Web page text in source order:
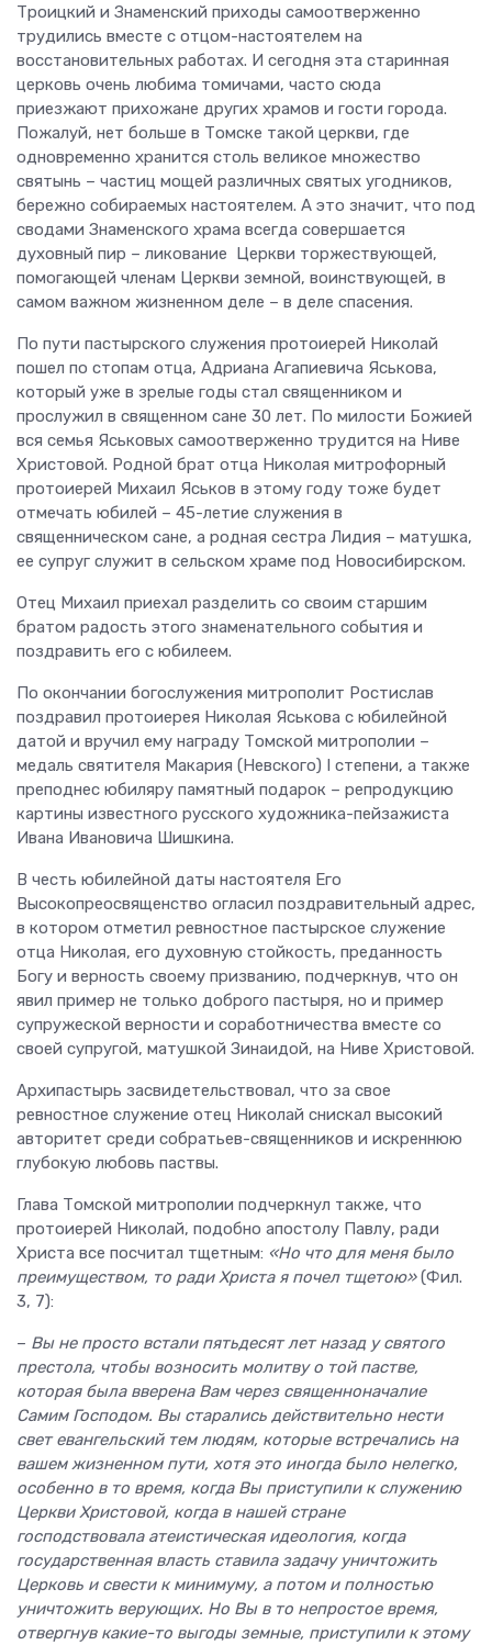
Троицкий и Знаменский приходы самоотверженно
трудились вместе с отцом-настоятелем на
восстановительных работах. И сегодня эта старинная
церковь очень любима томичами, часто сюда
приезжают прихожане других храмов и гости города.
Пожалуй, нет больше в Томске такой церкви, где
одновременно хранится столь великое множество
святынь – частиц мощей различных святых угодников,
бережно собираемых настоятелем. А это значит, что под
сводами Знаменского храма всегда совершается
духовный пир – ликование Церкви торжествующей,
помогающей членам Церкви земной, воинствующей, в
самом важном жизненном деле – в деле спасения.
По пути пастырского служения протоиерей Николай
пошел по стопам отца, Адриана Агапиевича Яськова,
который уже в зрелые годы стал священником и
прослужил в священном сане 30 лет. По милости Божией
вся семья Яськовых самоотверженно трудится на Ниве
Христовой. Родной брат отца Николая митрофорный
протоиерей Михаил Яськов в этому году тоже будет
отмечать юбилей – 45-летие служения в
священническом сане, а родная сестра Лидия – матушка,
ее супруг служит в сельском храме под Новосибирском.
Отец Михаил приехал разделить со своим старшим
братом радость этого знаменательного события и
поздравить его с юбилеем.
По окончании богослужения митрополит Ростислав
поздравил протоиерея Николая Яськова с юбилейной
датой и вручил ему награду Томской митрополии –
медаль святителя Макария (Невского) I степени, а также
преподнес юбиляру памятный подарок – репродукцию
картины известного русского художника-пейзажиста
Ивана Ивановича Шишкина.
В честь юбилейной даты настоятеля Его
Высокопреосвященство огласил поздравительный адрес,
в котором отметил ревностное пастырское служение
отца Николая, его духовную стойкость, преданность
Богу и верность своему призванию, подчеркнув, что он
явил пример не только доброго пастыря, но и пример
супружеской верности и соработничества вместе со
своей супругой, матушкой Зинаидой, на Ниве Христовой.
Архипастырь засвидетельствовал, что за свое
ревностное служение отец Николай снискал высокий
авторитет среди собратьев-священников и искреннюю
глубокую любовь паствы.
Глава Томской митрополии подчеркнул также, что
протоиерей Николай, подобно апостолу Павлу, ради
Христа все посчитал тщетным: «Но что для меня было
преимуществом, то ради Христа я почел тщетою»(Фил.
3, 7):
– Вы не просто встали пятьдесят лет назад у святого
престола, чтобы возносить молитву о той пастве,
которая была вверена Вам через священноначалие
Самим Господом. Вы старались действительно нести
свет евангельский тем людям, которые встречались на
вашем жизненном пути, хотя это иногда было нелегко,
особенно в то время, когда Вы приступили к служению
Церкви Христовой, когда в нашей стране
господствовала атеистическая идеология, когда
государственная власть ставила задачу уничтожить
Церковь и свести к минимуму, а потом и полностью
уничтожить верующих. Но Вы в то непростое время,
отвергнув какие-то выгоды земные, приступили к этому